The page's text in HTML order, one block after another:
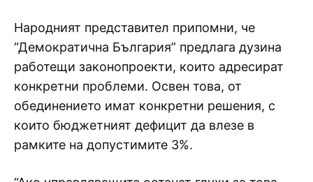
Народният представител припомни, че
“Демократична България” предлага дузина
работещи законопроекти, които адресират
конкретни проблеми. Освен това, от
обединението имат конкретни решения, с
които бюджетният дефицит да влезе в
рамките на допустимите 3%.